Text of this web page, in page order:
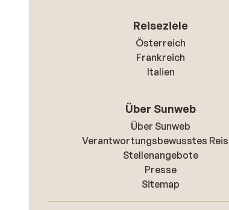
Reiseziele
Österreich
Frankreich
Italien
Über Sunweb
Über Sunweb
Verantwortungsbewusstes
Stellenangebote
Presse
Sitemap